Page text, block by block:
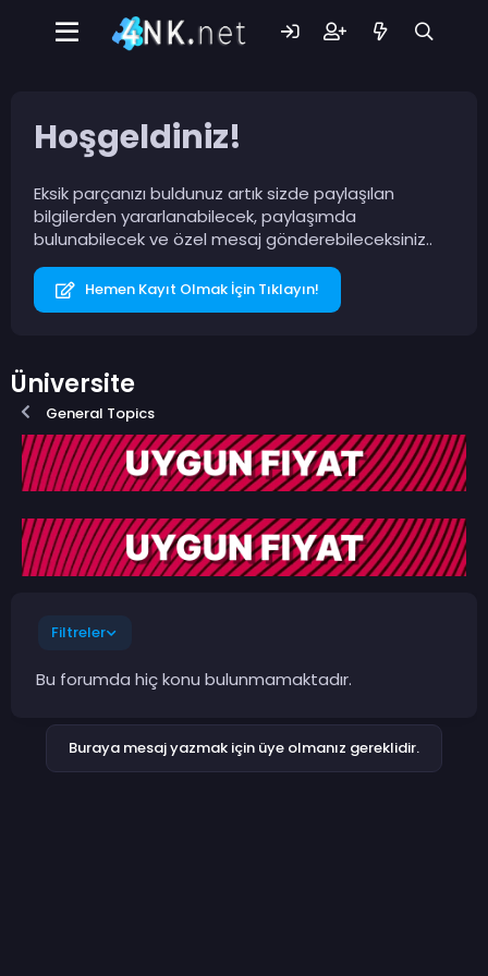
Hoşgeldiniz!
Eksik parçanızı buldunuz artık sizde paylaşılan
bilgilerden yararlanabilecek, paylaşımda
bulunabilecek ve özel mesaj gönderebileceksiniz..
Hemen Kayıt Olmak İçin Tıklayın!
Üniversite
General Topics
Filtreler
Bu forumda hiç konu bulunmamaktadır.
Buraya mesaj yazmak için üye olmanız gereklidir.